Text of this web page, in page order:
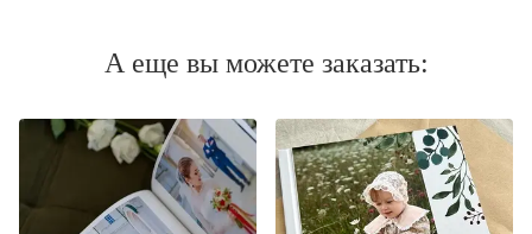
А еще вы можете заказать: